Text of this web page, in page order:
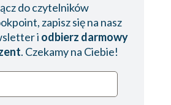
do czytelników
zapisz się na nasz
i odbierz darmowy
. Czekamy na Ciebie!